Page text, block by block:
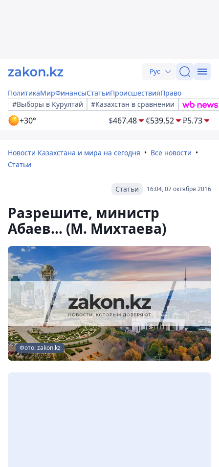
Рус
ПолитикаМирФинансыСтатьиПроисшествияПраво
#Выборы в Курултай
#Казахстан в сравнении
+30° $467.48 €539.52 ₽5.73
Новости Казахстана и мира на сегодня
Все новости
Статьи
16:04, 07 октября 2016
Статьи
Разрешите, министр
Абаев... (М. Михтаева)
Фото: zakon.kz